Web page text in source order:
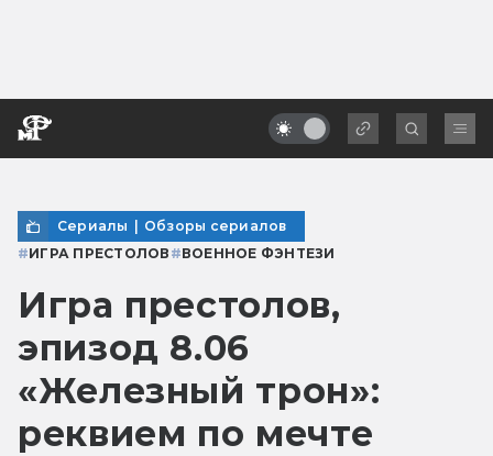
Сериалы | Обзоры сериалов
#ИГРА ПРЕСТОЛОВ #ВОЕННОЕ ФЭНТЕЗИ
Игра престолов,
эпизод 8.06
«Железный трон»:
реквием по мечте